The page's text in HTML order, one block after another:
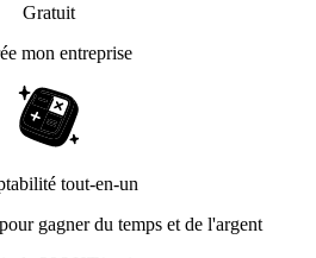
Gratuit
mon entreprise
tout-en-un
gagner du temps et de l'argent